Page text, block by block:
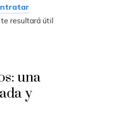
te resultará útil
una
y